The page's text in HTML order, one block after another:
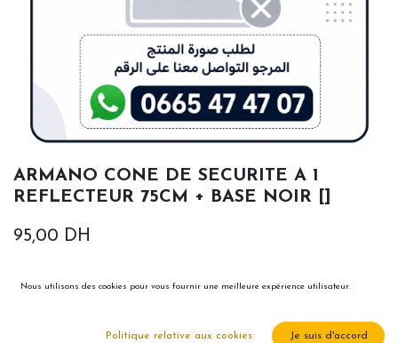
ARMANO CONE DE SECURITE A 1
REFLECTEUR 75CM + BASE NOIR []
95,00 DH
Nous utilisons des cookies pour vous fournir une meilleure expérience utilisateur.
Politique relative aux cookies Je suis d'accord